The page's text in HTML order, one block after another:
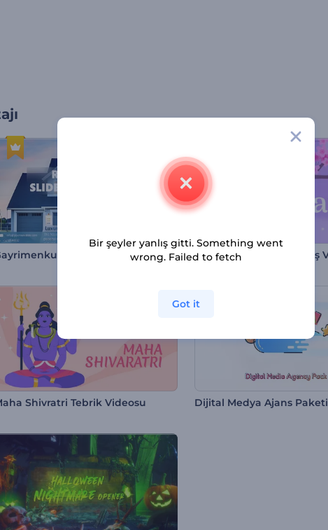
Slayt Araçları
Shivratri Tebrik Videosu Dijital Medya Ajans Paketi
Bir şeyler yanlış gitti. Something went
wrong. Failed to fetch
Got it